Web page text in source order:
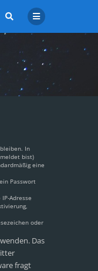
In
bist)
eine
Passwort
Adresse
oder
Das
fragt